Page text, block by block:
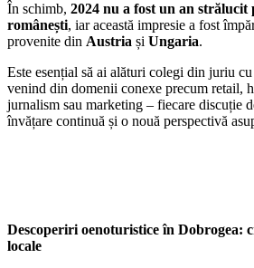
În schimb, 2024 nu a fost un an
românești, iar această impresie a fost
provenite din Austria și Ungaria.
Este esențial să ai alături colegi din juriu
venind din domenii conexe precum retail,
jurnalism sau marketing – fiecare discuție
învățare continuă și o nouă perspectivă
Descoperiri oenoturistice în Dobrogea:
locale